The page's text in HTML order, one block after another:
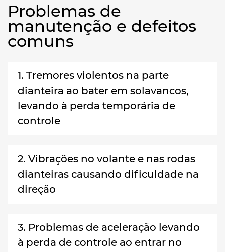
Problemas de
manutenção e defeitos
comuns
1. Tremores violentos na parte
dianteira ao bater em solavancos,
levando à perda temporária de
controle
2. Vibrações no volante e nas rodas
dianteiras causando dificuldade na
direção
3. Problemas de aceleração levando
à perda de controle ao entrar no